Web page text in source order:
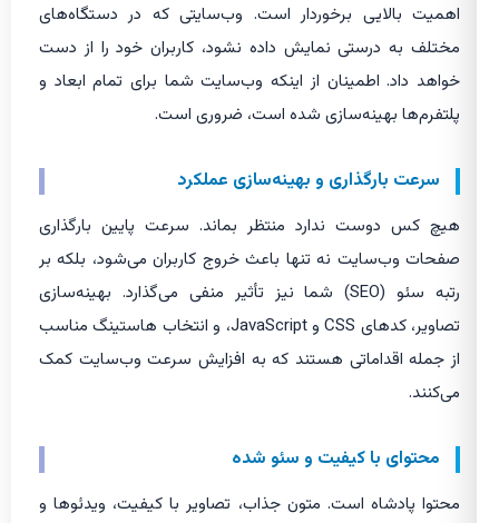
اهمیت بالایی برخوردار است. وب‌سایتی که در دستگاه‌های
مختلف به درستی نمایش داده نشود، کاربران خود را از دست
خواهد داد. اطمینان از اینکه وب‌سایت شما برای تمام ابعاد و
پلتفرم‌ها بهینه‌سازی شده است، ضروری است.
سرعت بارگذاری و بهینه‌سازی عملکرد
هیچ کس دوست ندارد منتظر بماند. سرعت پایین بارگذاری
صفحات وب‌سایت نه تنها باعث خروج کاربران می‌شود، بلکه بر
رتبه سئو (SEO) شما نیز تأثیر منفی می‌گذارد. بهینه‌سازی
تصاویر، کدهای CSS و JavaScript، و انتخاب هاستینگ مناسب
از جمله اقداماتی هستند که به افزایش سرعت وب‌سایت کمک
می‌کنند.
محتوای با کیفیت و سئو شده
محتوا پادشاه است. متون جذاب، تصاویر با کیفیت، ویدئوها و